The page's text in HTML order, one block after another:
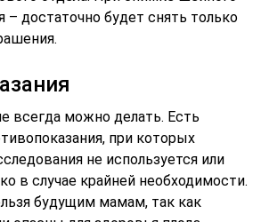
– достаточно будет снять только
всегда можно делать. Есть
при которых
не используется или
в случае крайней необходимости.
будущим мамам, так как